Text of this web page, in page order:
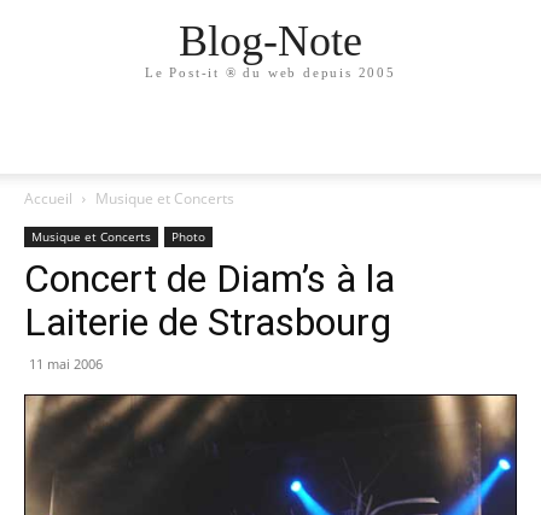
Blog-Note
Le Post-it ® du web depuis 2005
Accueil Musique et Concerts
Musique et Concerts Photo
Concert de Diam’s à la
Laiterie de Strasbourg
11 mai 2006